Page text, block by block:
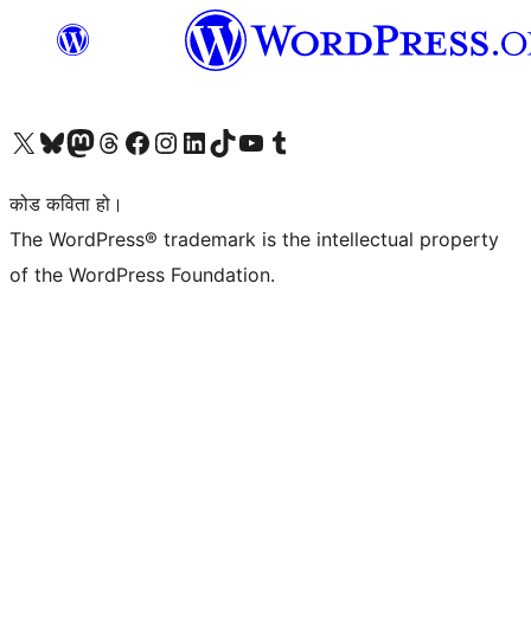
हाम्रो X (पहिले ट्विटर) खातामा जानुहोस्
हाम्रो Bluesky खाता भ्रमण गर्नुहोस्
हाम्रो म्यास्टोडन खाता भ्रमण गर्नुहोस्
हाम्रो थ्रेड्स खातामा जानुहोस्
हाम्रो फेसबुक पेजमा जानुहोस्
हाम्रो इन्स्टाग्राम खातामा जानुहोस्
हाम्रो लिङ्क्डइन खातामा जानुहोस्
हाम्रो TikTok खाता भ्रमण गर्नुहोस्
हाम्रो युट्युब च्यानलमा जानुहोस्
हाम्रो टम्बलर खाता भ्रमण गर्नुहोस्
कोड कविता हो।
The WordPress® trademark is the intellectual property
of the WordPress Foundation.